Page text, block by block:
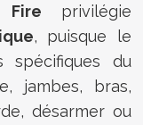
privilégie
, puisque le
spécifiques du
jambes, bras,
désarmer ou